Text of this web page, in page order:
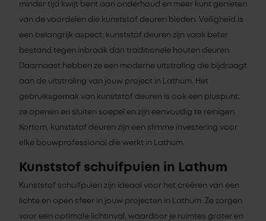
minder tijd kwijt bent aan onderhoud en meer kunt genieten
van de voordelen die kunststof deuren bieden. Veiligheid is
een belangrijk aspect; kunststof deuren zijn vaak beter
bestand tegen inbraak dan traditionele houten deuren.
Daarnaast hebben ze een moderne uitstraling die bijdraagt
aan de uitstraling van jouw project in Lathum. Het
gebruiksgemak van kunststof deuren is ook een pluspunt;
ze openen en sluiten soepel en zijn eenvoudig te reinigen.
Kortom, kunststof deuren zijn een slimme investering voor
elke bouwprofessional die werkt in Lathum.
Kunststof schuifpuien in Lathum
Kunststof schuifpuien zijn ideaal voor het creëren van een
lichte en open sfeer in jouw projecten in Lathum. Ze zorgen
voor een optimale lichtinval, waardoor je ruimtes groter en